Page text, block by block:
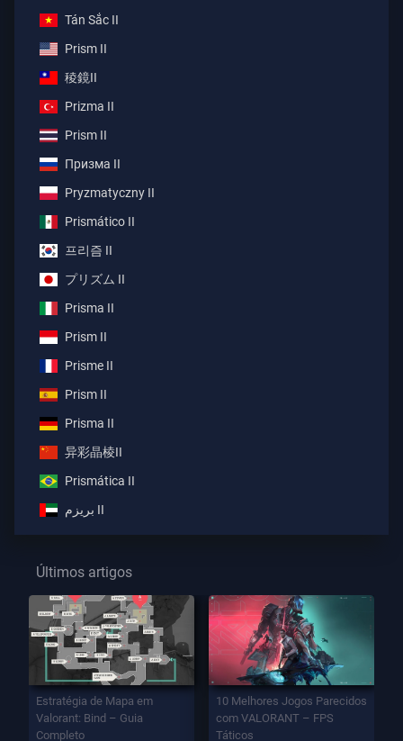
Tán Sắc II
Prism II
稜鏡II
Prizma II
Prism II
Призма II
Pryzmatyczny II
Prismático II
프리즘 II
プリズム II
Prisma II
Prism II
Prisme II
Prism II
Prisma II
异彩晶棱II
Prismática II
بريزم II
Últimos artigos
Estratégia de Mapa em
Valorant: Bind – Guia
Completo
10 Melhores Jogos Parecidos
com VALORANT – FPS
Táticos